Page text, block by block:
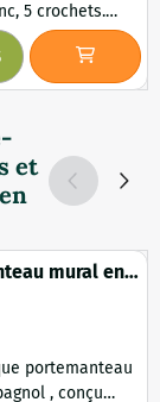
5 crochets.
manteau
de coeur, voir
parlent d'elles-
comme porte-
de suspension
et est tout
et
mural en